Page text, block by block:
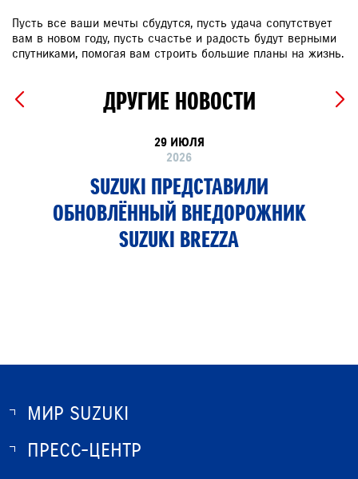
Пусть все ваши мечты сбудутся, пусть удача сопутствует
вам в новом году, пусть счастье и радость будут верными
спутниками, помогая вам строить большие планы на жизнь.
ДРУГИЕ НОВОСТИ
29 ИЮЛЯ
2026
SUZUKI ПРЕДСТАВИЛИ
ОБНОВЛЁННЫЙ ВНЕДОРОЖНИК
SUZUKI BREZZA
МИР SUZUKI
О SUZUKI
ПРЕСС-ЦЕНТР